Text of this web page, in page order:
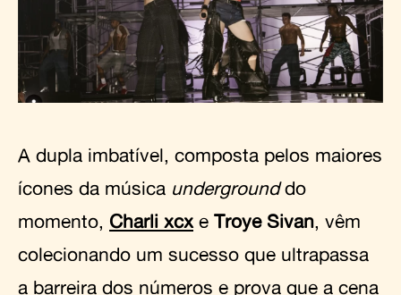
A dupla imbatível, composta pelos maiores
ícones da música undergrounddo
momento, Charli xcx e Troye Sivan, vêm
colecionando um sucesso que ultrapassa
a barreira dos números e prova que a cena